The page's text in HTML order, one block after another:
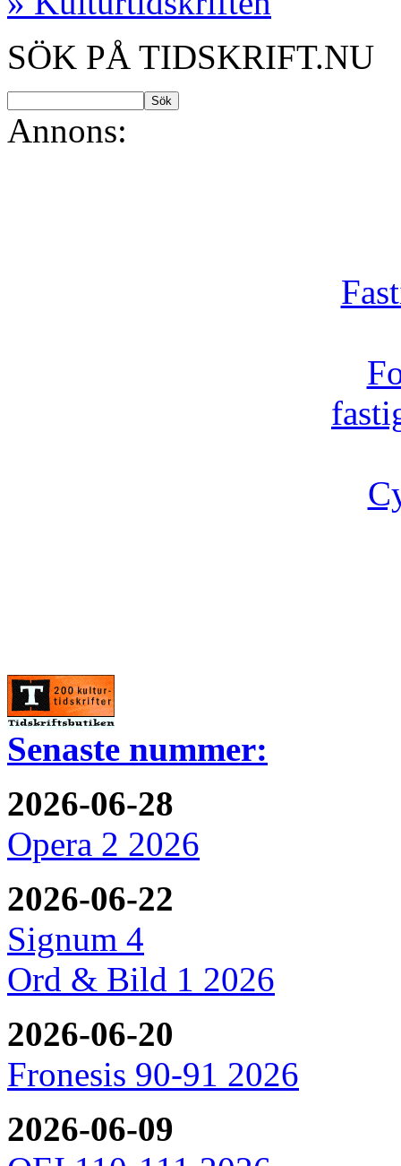
SÖK PÅ TIDSKRIFT.NU
Annons:
Senaste nummer:
2026-06-28
Opera 2 2026
2026-06-22
Signum 4
Ord & Bild 1 2026
2026-06-20
Fronesis 90-91 2026
2026-06-09